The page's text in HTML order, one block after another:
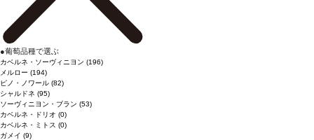
●葡萄品種で選ぶ
カベルネ・ソーヴィニヨン (196)
メルロー (194)
ピノ・ノワール (82)
シャルドネ (95)
ソーヴィニヨン・ブラン (53)
カベルネ・ドリオ (0)
カベルネ・ミトス (0)
ガメイ (9)